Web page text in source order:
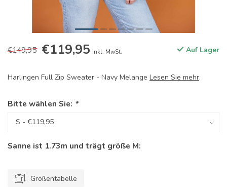
€149,95 €119,95 Inkl. MwSt. Auf Lager
Harlingen Full Zip Sweater - Navy Melange Lesen Sie mehr.
Bitte wählen Sie: *
Sanne ist 1.73m und trägt größe M:
Größentabelle